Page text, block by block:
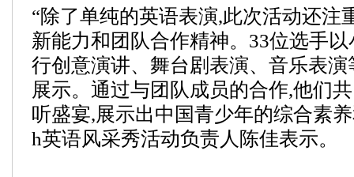
“除了单纯的英语表演,此次活动还注
新能力和团队合作精神。33位选手
行创意演讲、舞台剧表演、音乐表
展示。通过与团队成员的合作,他们
听盛宴,展示出中国青少年的综合素
h英语风采秀活动负责人陈佳表示。